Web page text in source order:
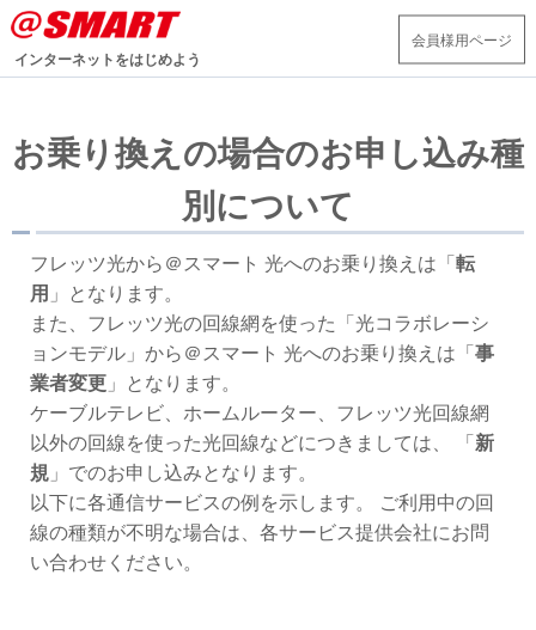
インターネットをはじめよう
会員様用ページ
お乗り換えの場合のお申し込み種
別について
フレッツ光から＠スマート 光へのお乗り換えは「転
用 」となります。
また、フレッツ光の回線網を使った「光コラボレーシ
ョンモデル」から＠スマート 光へのお乗り換えは「事
業者変更 」となります。
ケーブルテレビ、ホームルーター、フレッツ光回線網
以外の回線を使った光回線などにつきましては、 「新
規 」でのお申し込みとなります。
以下に各通信サービスの例を示します。 ご利用中の回
線の種類が不明な場合は、各サービス提供会社にお問
い合わせください。